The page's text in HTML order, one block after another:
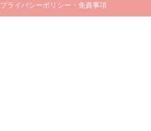
プライバシーポリシー・免責事項